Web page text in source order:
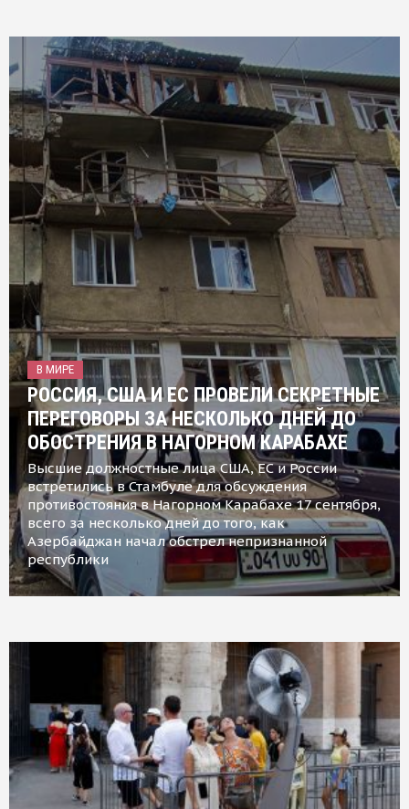
В МИРЕ
РОССИЯ, США И ЕС ПРОВЕЛИ СЕКРЕТНЫЕ
ПЕРЕГОВОРЫ ЗА НЕСКОЛЬКО ДНЕЙ ДО
ОБОСТРЕНИЯ В НАГОРНОМ КАРАБАХЕ
Высшие должностные лица США, ЕС и России
встретились в Стамбуле для обсуждения
противостояния в Нагорном Карабахе 17 сентября,
всего за несколько дней до того, как
Азербайджан начал обстрел непризнанной
республики